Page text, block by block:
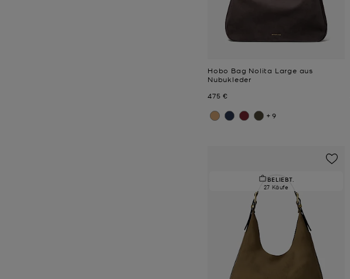
Hobo Bag Nolita Large aus
Nubukleder
Jetzt
475 €
+9
BELIEBT.
27 Käufe